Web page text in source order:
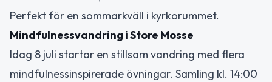
Perfekt för en sommarkväll i kyrkorummet.
Mindfulnessvandring i Store Mosse
Idag 8 juli startar en stillsam vandring med flera
mindfulnessinspirerade övningar. Samling kl. 14:00